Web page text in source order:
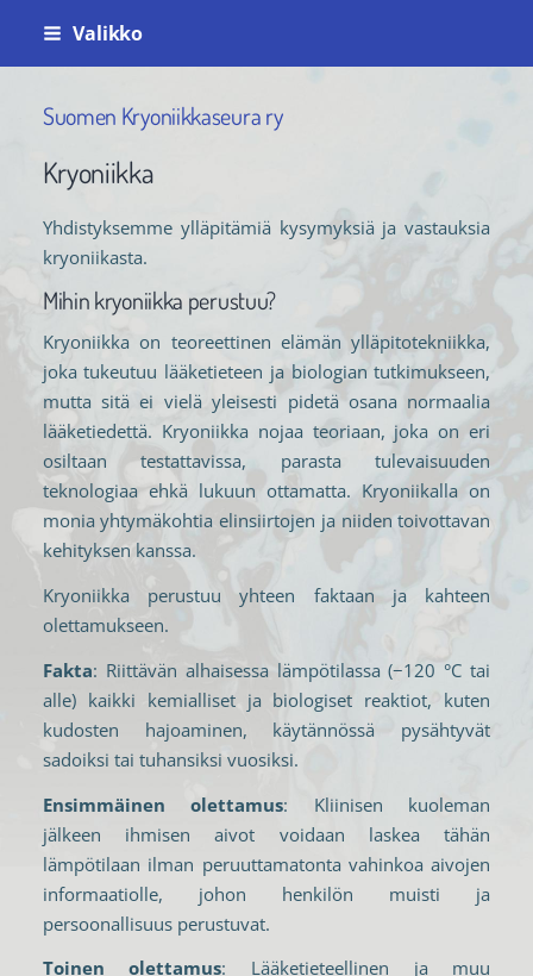
Siirry
Valikko
Suomen Kryoniikkaseura ry
Kryoniikka
Yhdistyksemme ylläpitämiä kysymyksiä ja vastauksia
kryoniikasta.
Mihin kryoniikka perustuu?
Kryoniikka on teoreettinen elämän ylläpitotekniikka,
joka tukeutuu lääketieteen ja biologian tutkimukseen,
mutta sitä ei vielä yleisesti pidetä osana normaalia
lääketiedettä. Kryoniikka nojaa teoriaan, joka on eri
osiltaan testattavissa, parasta tulevaisuuden
teknologiaa ehkä lukuun ottamatta. Kryoniikalla on
monia yhtymäkohtia elinsiirtojen ja niiden toivottavan
kehityksen kanssa.
Kryoniikka perustuu yhteen faktaan ja kahteen
olettamukseen.
Fakta: Riittävän alhaisessa lämpötilassa (−120 °C tai
alle) kaikki kemialliset ja biologiset reaktiot, kuten
kudosten hajoaminen, käytännössä pysähtyvät
sadoiksi tai tuhansiksi vuosiksi.
Ensimmäinen olettamus: Kliinisen kuoleman
jälkeen ihmisen aivot voidaan laskea tähän
lämpötilaan ilman peruuttamatonta vahinkoa aivojen
informaatiolle, johon henkilön muisti ja
persoonallisuus perustuvat.
Toinen olettamus: Lääketieteellinen ja muu